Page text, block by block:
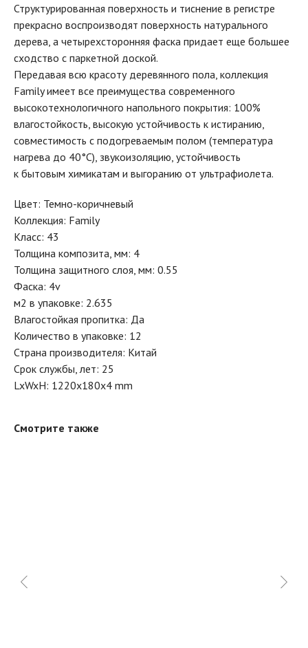
Структурированная поверхность и тиснение в регистре
прекрасно воспроизводят поверхность натурального
дерева, а четырехсторонняя фаска придает еще большее
сходство с паркетной доской.
Передавая всю красоту деревянного пола, коллекция
Family имеет все преимущества современного
высокотехнологичного напольного покрытия: 100%
влагостойкость, высокую устойчивость к истиранию,
совместимость с подогреваемым полом (температура
нагрева до 40°С), звукоизоляцию, устойчивость
к бытовым химикатам и выгоранию от ультрафиолета.
Цвет: Темно-коричневый
Коллекция: Family
Класс: 43
Толщина композита, мм: 4
Толщина защитного слоя, мм: 0.55
Фаска: 4v
м2 в упаковке: 2.635
Влагостойкая пропитка: Да
Количество в упаковке: 12
Страна производителя: Китай
Срок службы, лет: 25
LxWxH: 1220x180x4 mm
Смотрите также